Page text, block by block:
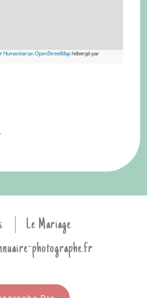
Humanitarian OpenStreetMaphébergé par
Le Mariage
photographe.fr